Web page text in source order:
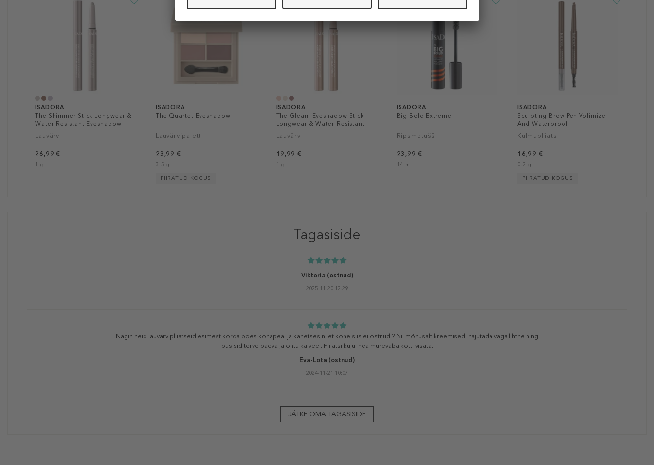
ISADORA
The Shimmer Stick Longwear &
Water-Resistant Eyeshadow
Lauvärv
26,99 €
1 g
ISADORA
The Quartet Eyeshadow
Lauvärvipalett
23,99 €
3.5 g
PIIRATUD KOGUS
ISADORA
The Gleam Eyeshadow Stick
Longwear & Water-Resistant
Lauvärv
19,99 €
1 g
ISADORA
Big Bold Extreme
Ripsmetušš
23,99 €
14 ml
ISADORA
Sculpting Brow Pen Volimize
And Waterproof
Kulmupliiats
16,99 €
0.2 g
PIIRATUD KOGUS
Tagasiside
Viktoria (ostnud)
2025-11-20 12:29
Nägin neid lauvärvipliiatseid esimest korda poes kohapeal ja kahetsesin, et kohe siis ei ostnud ? Nii mõnusalt kreemised, hajutada väga lihtne ning
püsisid terve päeva ja õhtu ka veel. Pliiatsi kujul hea murevaba kotti visata.
Eva-Lota (ostnud)
2024-11-21 10:07
JÄTKE OMA TAGASISIDE